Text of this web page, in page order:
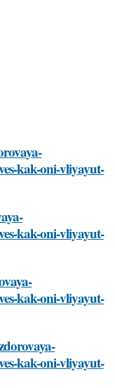
kak-oni-vliyayut-
kak-oni-vliyayut-
kak-oni-vliyayut-
kak-oni-vliyayut-